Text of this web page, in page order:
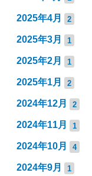
2025年4月 2
2025年3月 1
2025年2月 1
2025年1月 2
2024年12月 2
2024年11月 1
2024年10月 4
2024年9月 1